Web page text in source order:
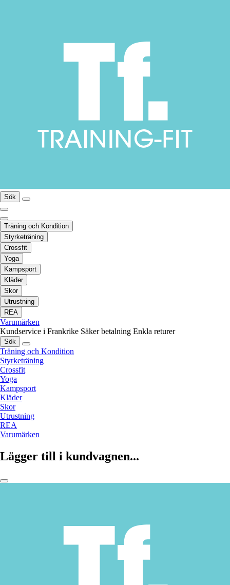
Sök
Träning och Kondition
Styrketräning
Crossfit
Yoga
Kampsport
Kläder
Skor
Utrustning
REA
Varumärken
Kundservice i Frankrike Säker betalning Enkla returer
Sök
Träning och Kondition
Styrketräning
Crossfit
Yoga
Kampsport
Kläder
Skor
Utrustning
REA
Varumärken
Lägger till i kundvagnen...